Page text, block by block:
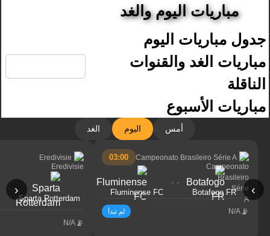
مباريات اليوم والغد
جدول مباريات اليوم
مباريات الغد والقنوات
الناقلة
مباريات الأسبوع
أمس اليوم الغد
‹ ›
Campeonato Brasileiro Série A
03:00
Botafogo FR
- -
Fluminense FC
N/A لم تبدأ
Eredivisie
Sparta Rotterdam
- -
N/A